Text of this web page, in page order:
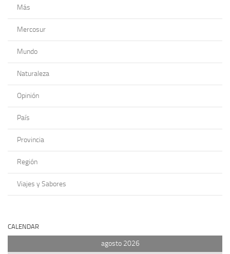
Más
Mercosur
Mundo
Naturaleza
Opinión
País
Provincia
Región
Viajes y Sabores
CALENDAR
agosto 2026